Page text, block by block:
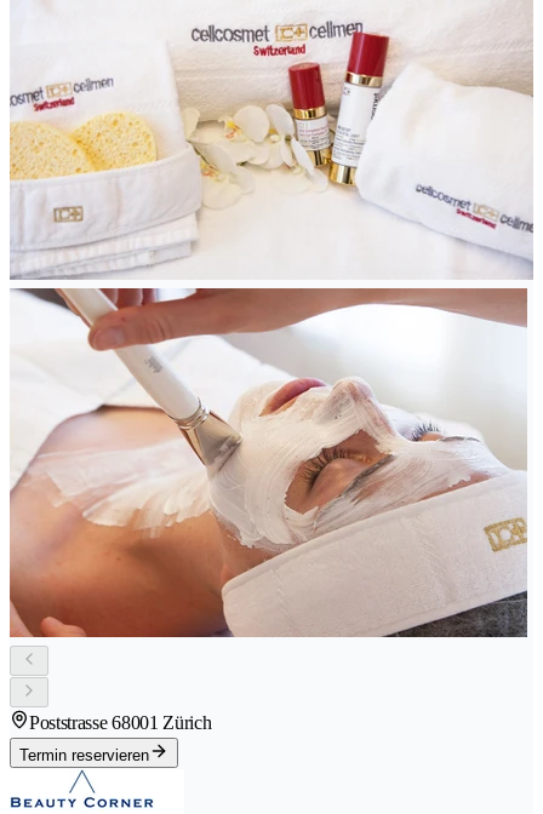
Poststrasse 68001 Zürich
Termin reservieren